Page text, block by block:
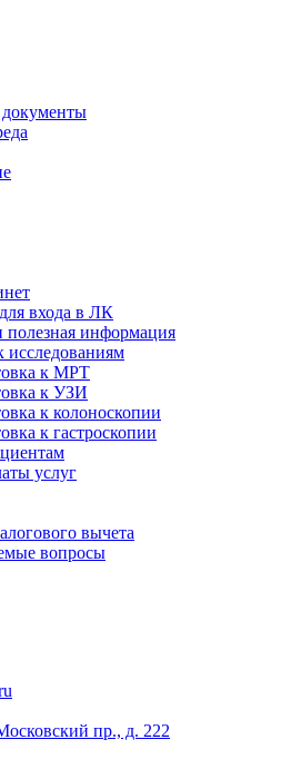
входа в ЛК
информация
исследованиям
к МРТ
к УЗИ
к колоноскопии
к гастроскопии
услуг
вычета
вопросы
пр., д. 222